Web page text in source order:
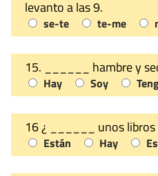
levanto a las 9.
se-te te-me
15. ______ hambre y
Hay Soy
16 ¿ ______ unos libros
Están Hay